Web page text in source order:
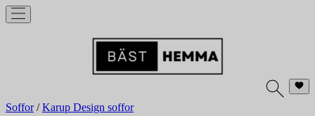
Soffor/Karup Design soffor